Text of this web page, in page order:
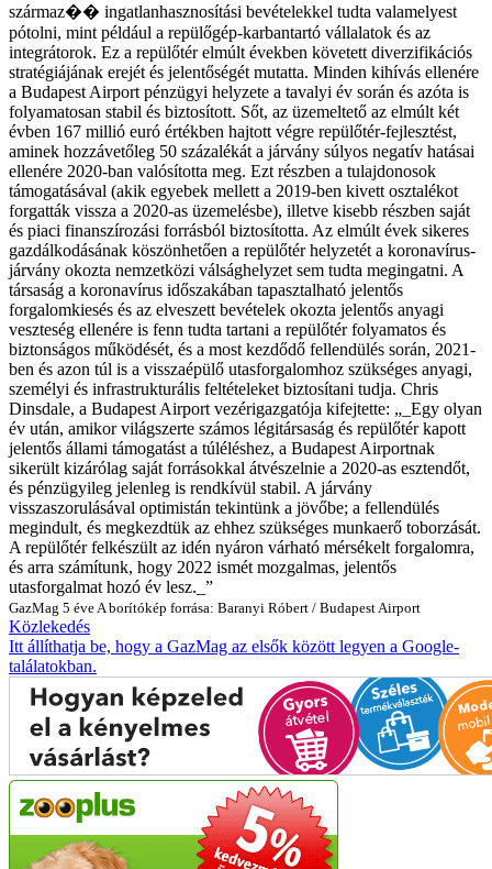
származ�� ingatlanhasznosítási bevételekkel tudta valamelyest
pótolni, mint például a repülőgép-karbantartó vállalatok és az
integrátorok. Ez a repülőtér elmúlt években követett diverzifikációs
stratégiájának erejét és jelentőségét mutatta. Minden kihívás ellenére
a Budapest Airport pénzügyi helyzete a tavalyi év során és azóta is
folyamatosan stabil és biztosított. Sőt, az üzemeltető az elmúlt két
évben 167 millió euró értékben hajtott végre repülőtér-fejlesztést,
aminek hozzávetőleg 50 százalékát a járvány súlyos negatív hatásai
ellenére 2020-ban valósította meg. Ezt részben a tulajdonosok
támogatásával (akik egyebek mellett a 2019-ben kivett osztalékot
forgatták vissza a 2020-as üzemelésbe), illetve kisebb részben saját
és piaci finanszírozási forrásból biztosította. Az elmúlt évek sikeres
gazdálkodásának köszönhetően a repülőtér helyzetét a koronavírus-
járvány okozta nemzetközi válsághelyzet sem tudta megingatni. A
társaság a koronavírus időszakában tapasztalható jelentős
forgalomkiesés és az elveszett bevételek okozta jelentős anyagi
veszteség ellenére is fenn tudta tartani a repülőtér folyamatos és
biztonságos működését, és a most kezdődő fellendülés során, 2021-
ben és azon túl is a visszaépülő utasforgalomhoz szükséges anyagi,
személyi és infrastrukturális feltételeket biztosítani tudja. Chris
Dinsdale, a Budapest Airport vezérigazgatója kifejtette: „_Egy olyan
év után, amikor világszerte számos légitársaság és repülőtér kapott
jelentős állami támogatást a túléléshez, a Budapest Airportnak
sikerült kizárólag saját forrásokkal átvészelnie a 2020-as esztendőt,
és pénzügyileg jelenleg is rendkívül stabil. A járvány
visszaszorulásával optimistán tekintünk a jövőbe; a fellendülés
megindult, és megkezdtük az ehhez szükséges munkaerő toborzását.
A repülőtér felkészült az idén nyáron várható mérsékelt forgalomra,
és arra számítunk, hogy 2022 ismét mozgalmas, jelentős
utasforgalmat hozó év lesz._”
GazMag 5 éve A borítókép forrása: Baranyi Róbert / Budapest Airport
Közlekedés
Itt állíthatja be, hogy a GazMag az elsők között legyen a Google-
találatokban.